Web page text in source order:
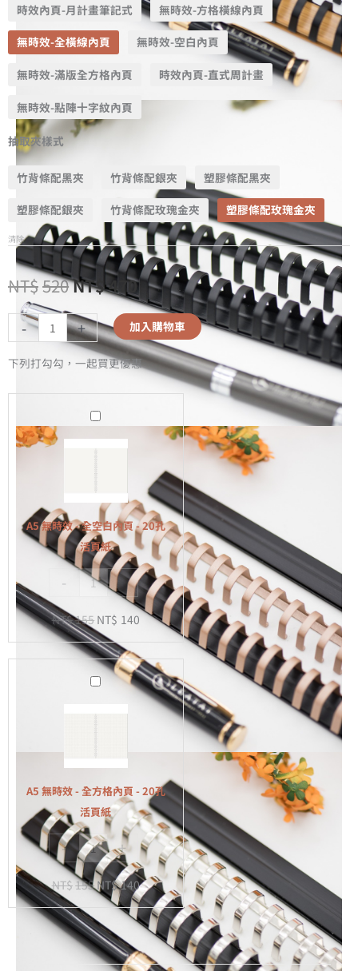
時效內頁-月計畫筆記式 無時效-方格橫線內頁
無時效-全橫線內頁 無時效-空白內頁
無時效-滿版全方格內頁 時效內頁-直式周計畫
無時效-點陣十字紋內頁
抽取夾樣式
竹背條配黑夾 竹背條配銀夾 塑膠條配黑夾
塑膠條配銀夾 竹背條配玫瑰金夾 塑膠條配玫瑰金夾
清除
NT$520NT$470
- + 加入購物車
下列打勾勾，一起買更優惠
A5
無
效
全
空
白
內
-
20
孔
活
A5 無時效 - 全空白內頁 - 20孔
活頁紙
- +
NT$155 NT$ 140
A5
效
-
全
方
內
頁
-
孔
活
A5 無時效 - 全方格內頁 - 20孔
活頁紙
- +
NT$155NT$140